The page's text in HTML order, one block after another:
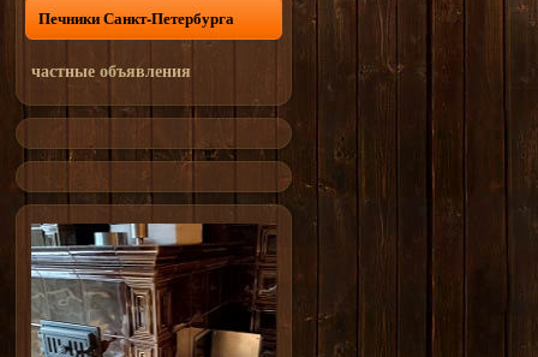
Печники Санкт-Петербурга
частные объявления